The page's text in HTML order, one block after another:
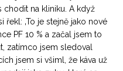
chodit na kliniku. A když
řekl: ‚To je stejně jako nové
PF 10 % a začal jsem to
zatímco jsem sledoval
jsem si všiml, že káva už